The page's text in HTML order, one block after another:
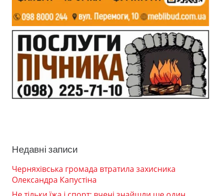
Недавні записи
Черняхівська громада втратила захисника
Олександра Капустіна